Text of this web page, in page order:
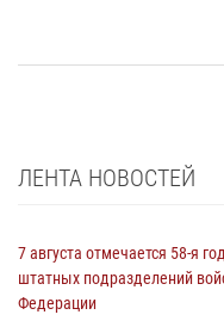
ЛЕНТА НОВОСТЕЙ
7 августа отмечается 58-я
штатных подразделений
Федерации